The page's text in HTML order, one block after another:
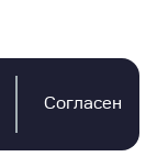
Согласен